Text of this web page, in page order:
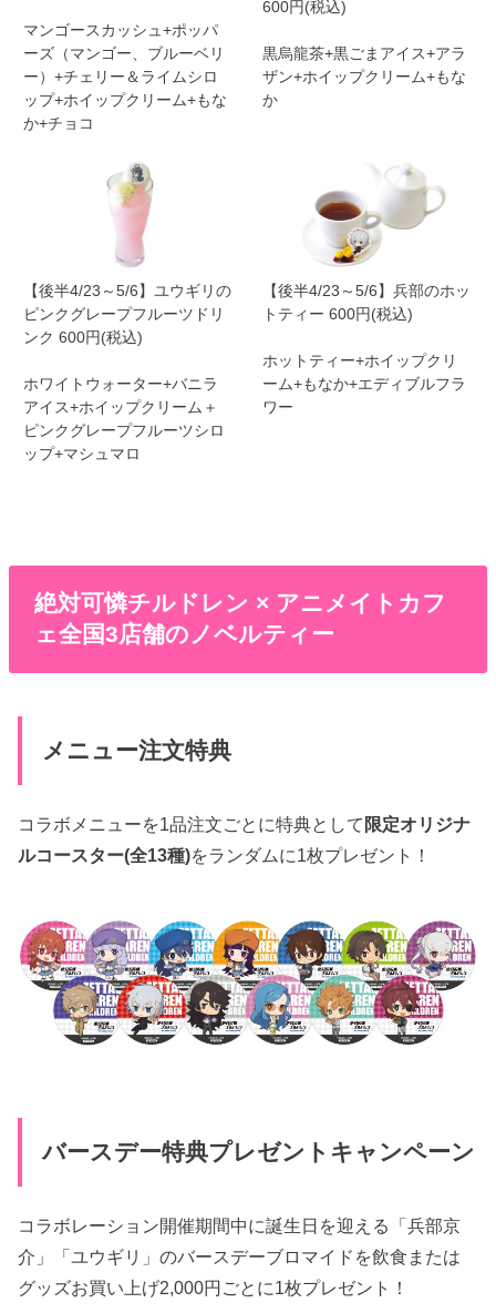
マンゴースカッシュ+ポッパ
ーズ（マンゴー、ブルーベリ
ー）+チェリー＆ライムシロ
ップ+ホイップクリーム+もな
か+チョコ
600円(税込)
黒烏龍茶+黒ごまアイス+アラ
ザン+ホイップクリーム+もな
か
【後半4/23～5/6】ユウギリの
ピンクグレープフルーツドリ
ンク 600円(税込)
ホワイトウォーター+バニラ
アイス+ホイップクリーム＋
ピンクグレープフルーツシロ
ップ+マシュマロ
【後半4/23～5/6】兵部のホッ
トティー 600円(税込)
ホットティー+ホイップクリ
ーム+もなか+エディブルフラ
ワー
絶対可憐チルドレン × アニメイトカフ
ェ全国3店舗のノベルティー
メニュー注文特典
コラボメニューを1品注文ごとに特典として 限定オリジナ
ルコースター(全13種)をランダムに1枚プレゼント！
バースデー特典プレゼントキャンペーン
コラボレーション開催期間中に誕生日を迎える「兵部京
介」「ユウギリ」のバースデーブロマイドを飲食または
グッズお買い上げ2,000円ごとに1枚プレゼント！